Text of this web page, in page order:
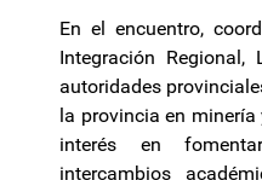
En el encuentro,
Integración
autoridades
la provincia en
interés en
intercambios